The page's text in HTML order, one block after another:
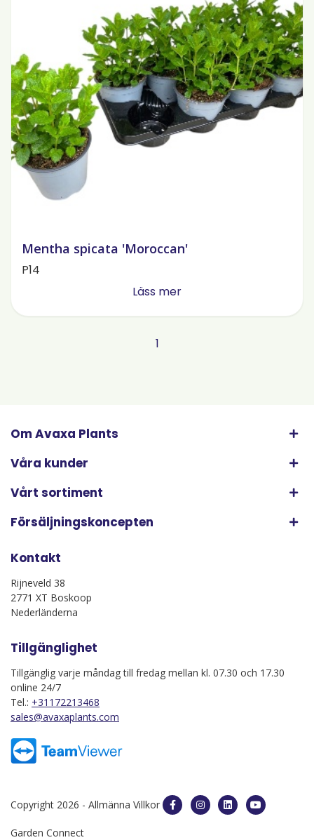
Mentha spicata 'Moroccan'
P14
Läss mer
1
Om Avaxa Plants
Våra kunder
Vårt sortiment
Försäljningskoncepten
Kontakt
Rijneveld 38
2771 XT Boskoop
Nederländerna
Tillgänglighet
Tillgänglig varje måndag till fredag mellan kl. 07.30 och 17.30
online 24/7
Tel.: +31172213468
sales@avaxaplants.com
Copyright 2026 - Allmänna Villkor
Garden Connect